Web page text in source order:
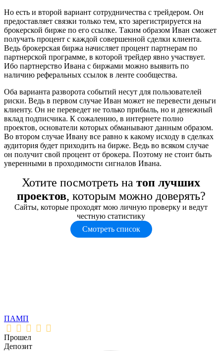
Но есть и второй вариант сотрудничества с трейдером. Он
предоставляет связки только тем, кто зарегистрируется на
брокерской бирже по его ссылке. Таким образом Иван сможет
получать процент с каждой совершенной сделки клиента.
Ведь брокерская биржа начисляет процент партнерам по
партнерской программе, в которой трейдер явно участвует.
Ибо партнерство Ивана с биржами можно выявить по
наличию реферальных ссылок в ленте сообщества.
Оба варианта разворота событий несут для пользователей
риски. Ведь в первом случае Иван может не перевести деньги
клиенту. Он не переведет не только прибыль, но и денежный
вклад подписчика. К сожалению, в интернете полно
проектов, основатели которых обманывают данным образом.
Во втором случае Ивану все равно к какому исходу в сделках
аудитория будет приходить на бирже. Ведь во всяком случае
он получит свой процент от брокера. Поэтому не стоит быть
уверенными в проходимости сигналов Ивана.
Хотите посмотреть на топ лучших
проектов, которым можно доверять?
Сайты, которые проходят мою личную проверку и ведут
честную статистику
Смотреть список
ПАМП
Прошел
Депозит